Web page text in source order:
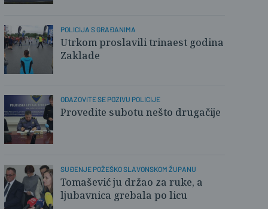
POLICIJA S GRAĐANIMA
Utrkom proslavili trinaest godina
Zaklade
ODAZOVITE SE POZIVU POLICIJE
Provedite subotu nešto drugačije
SUĐENJE POŽEŠKO SLAVONSKOM ŽUPANU
Tomašević ju držao za ruke, a
ljubavnica grebala po licu